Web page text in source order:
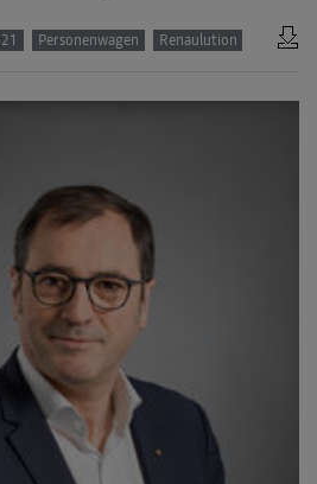
Personenwagen Renaulution